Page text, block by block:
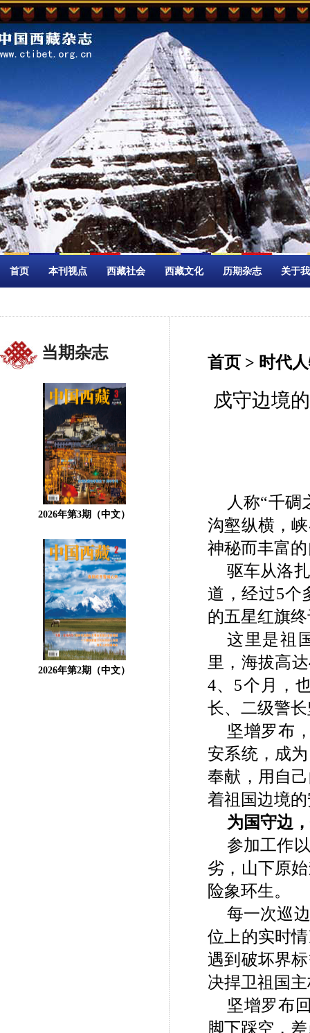
首页 本刊视点 西藏社会 西藏文化 历期杂志 关于
当期杂志
2026年第3期（中文）
2026年第2期（中文）
首页 > 时代
戍守边境
人称“千碉
沟壑纵横，
神秘而丰富
驱车从洛
道，经过5个
的五星红旗
这里是祖
里，海拔高
4、5个月，
长、二级警
坚增罗布
安系统，成
奉献，用自
着祖国边境
为国守边
参加工作
劣，山下原
险象环生。
每一次巡
位上的实时
遇到破坏界
决捍卫祖国
坚增罗布
脚下踩空，